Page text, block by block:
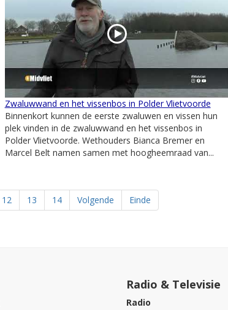
Zwaluwwand en het vissenbos in Polder Vlietvoorde
Binnenkort kunnen de eerste zwaluwen en vissen hun
plek vinden in de zwaluwwand en het vissenbos in
Polder Vlietvoorde. Wethouders Bianca Bremer en
Marcel Belt namen samen met hoogheemraad van...
12 13 14 Volgende Einde
Radio & Televisie
Radio